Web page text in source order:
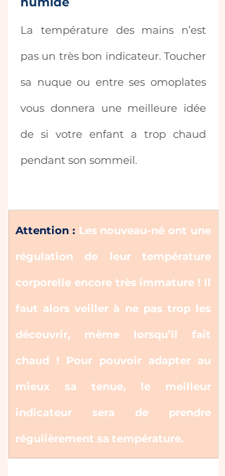
La température des mains n’est
pas un très bon indicateur. Toucher
sa nuque ou entre ses omoplates
vous donnera une meilleure idée
de si votre enfant a trop chaud
pendant son sommeil.
Attention : Les nouveau-né ont une
régulation de leur température
corporelle encore très immature ! Il
faut alors veiller à ne pas trop les
découvrir, même lorsqu’il fait
chaud ! Pour pouvoir adapter au
mieux sa tenue, le meilleur
indicateur sera de prendre
régulièrement sa température.